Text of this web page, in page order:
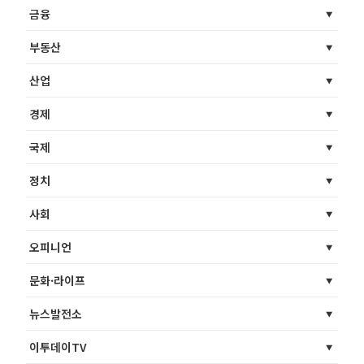
금융
부동산
산업
경제
국제
정치
사회
오피니언
문화·라이프
뉴스발전소
이투데이TV